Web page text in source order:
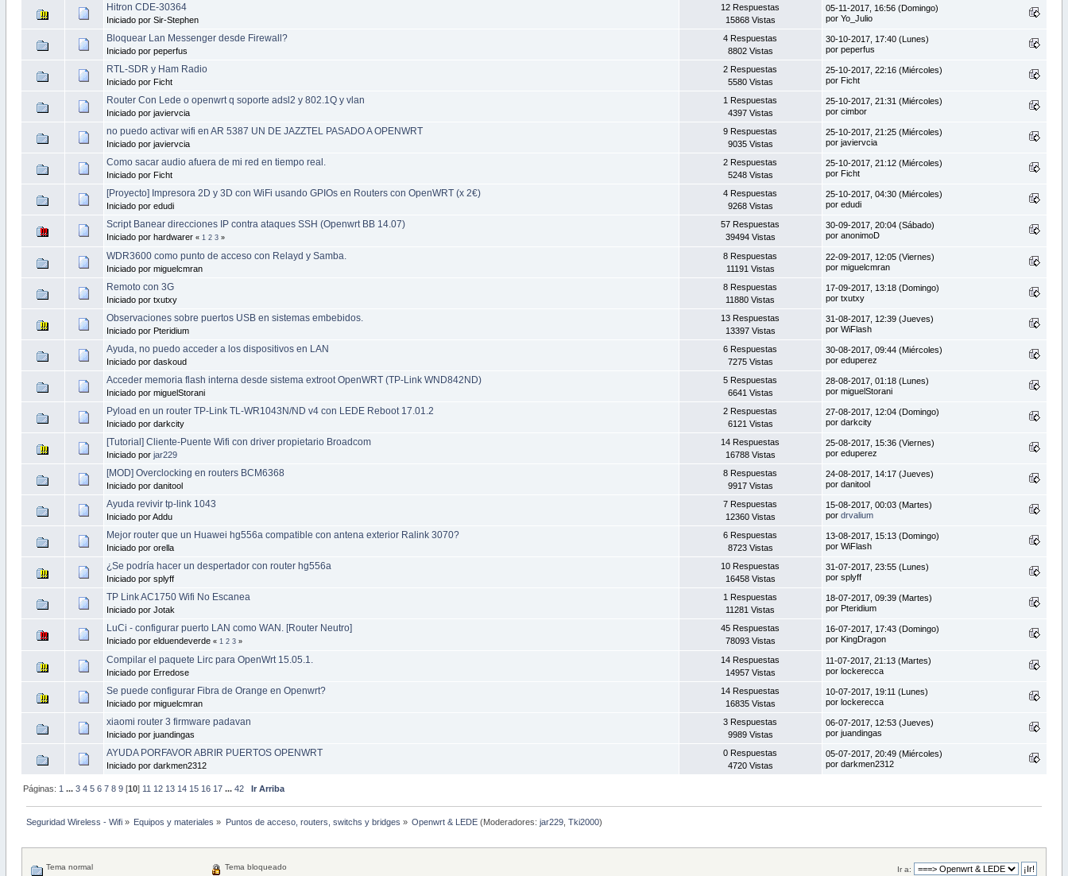
Hitron CDE-30364
Iniciado por Sir-Stephen
12 Respuestas
15868 Vistas
05-11-2017, 16:56 (Domingo)
por Yo_Julio
Bloquear Lan Messenger desde Firewall?
Iniciado por peperfus
4 Respuestas
8802 Vistas
30-10-2017, 17:40 (Lunes)
por peperfus
RTL-SDR y Ham Radio
Iniciado por Ficht
2 Respuestas
5580 Vistas
25-10-2017, 22:16 (Miércoles)
por Ficht
Router Con Lede o openwrt q soporte adsl2 y 802.1Q y vlan
Iniciado por javiervcia
1 Respuestas
4397 Vistas
25-10-2017, 21:31 (Miércoles)
por cimbor
no puedo activar wifi en AR 5387 UN DE JAZZTEL PASADO A OPENWRT
Iniciado por javiervcia
9 Respuestas
9035 Vistas
25-10-2017, 21:25 (Miércoles)
por javiervcia
Como sacar audio afuera de mi red en tiempo real.
Iniciado por Ficht
2 Respuestas
5248 Vistas
25-10-2017, 21:12 (Miércoles)
por Ficht
[Proyecto] Impresora 2D y 3D con WiFi usando GPIOs en Routers con OpenWRT (x 2€)
Iniciado por edudi
4 Respuestas
9268 Vistas
25-10-2017, 04:30 (Miércoles)
por edudi
Script Banear direcciones IP contra ataques SSH (Openwrt BB 14.07)
Iniciado por hardwarer « 1 2 3»
57 Respuestas
39494 Vistas
30-09-2017, 20:04 (Sábado)
por anonimoD
WDR3600 como punto de acceso con Relayd y Samba.
Iniciado por miguelcmran
8 Respuestas
11191 Vistas
22-09-2017, 12:05 (Viernes)
por miguelcmran
Remoto con 3G
Iniciado por txutxy
8 Respuestas
11880 Vistas
17-09-2017, 13:18 (Domingo)
por txutxy
Observaciones sobre puertos USB en sistemas embebidos.
Iniciado por Pteridium
13 Respuestas
13397 Vistas
31-08-2017, 12:39 (Jueves)
por WiFlash
Ayuda, no puedo acceder a los dispositivos en LAN
Iniciado por daskoud
6 Respuestas
7275 Vistas
30-08-2017, 09:44 (Miércoles)
por eduperez
Acceder memoria flash interna desde sistema extroot OpenWRT (TP-Link WND842ND)
Iniciado por miguelStorani
5 Respuestas
6641 Vistas
28-08-2017, 01:18 (Lunes)
por miguelStorani
Pyload en un router TP-Link TL-WR1043N/ND v4 con LEDE Reboot 17.01.2
Iniciado por darkcity
2 Respuestas
6121 Vistas
27-08-2017, 12:04 (Domingo)
por darkcity
[Tutorial] Cliente-Puente Wifi con driver propietario Broadcom
Iniciado por jar229
14 Respuestas
16788 Vistas
25-08-2017, 15:36 (Viernes)
por eduperez
[MOD] Overclocking en routers BCM6368
Iniciado por danitool
8 Respuestas
9917 Vistas
24-08-2017, 14:17 (Jueves)
por danitool
Ayuda revivir tp-link 1043
Iniciado por Addu
7 Respuestas
12360 Vistas
15-08-2017, 00:03 (Martes)
por drvalium
Mejor router que un Huawei hg556a compatible con antena exterior Ralink 3070?
Iniciado por orella
6 Respuestas
8723 Vistas
13-08-2017, 15:13 (Domingo)
por WiFlash
¿Se podría hacer un despertador con router hg556a
Iniciado por splyff
10 Respuestas
16458 Vistas
31-07-2017, 23:55 (Lunes)
por splyff
TP Link AC1750 Wifi No Escanea
Iniciado por Jotak
1 Respuestas
11281 Vistas
18-07-2017, 09:39 (Martes)
por Pteridium
LuCi - configurar puerto LAN como WAN. [Router Neutro]
Iniciado por elduendeverde « 1 2 3»
45 Respuestas
78093 Vistas
16-07-2017, 17:43 (Domingo)
por KingDragon
Compilar el paquete Lirc para OpenWrt 15.05.1.
Iniciado por Erredose
14 Respuestas
14957 Vistas
11-07-2017, 21:13 (Martes)
por lockerecca
Se puede configurar Fibra de Orange en Openwrt?
Iniciado por miguelcmran
14 Respuestas
16835 Vistas
10-07-2017, 19:11 (Lunes)
por lockerecca
xiaomi router 3 firmware padavan
Iniciado por juandingas
3 Respuestas
9989 Vistas
06-07-2017, 12:53 (Jueves)
por juandingas
AYUDA PORFAVOR ABRIR PUERTOS OPENWRT
Iniciado por darkmen2312
0 Respuestas
4720 Vistas
05-07-2017, 20:49 (Miércoles)
por darkmen2312
Páginas: 1 ... 3 4 5 6 7 8 9[10] 11 12 13 14 15 16 17 ... 42 Ir Arriba
Seguridad Wireless - Wifi» Equipos y materiales » Puntos de acceso, routers, switchs y bridges » Openwrt & LEDE(Moderadores: jar229, Tki2000)
Ir a:
Tema normal Tema bloqueado